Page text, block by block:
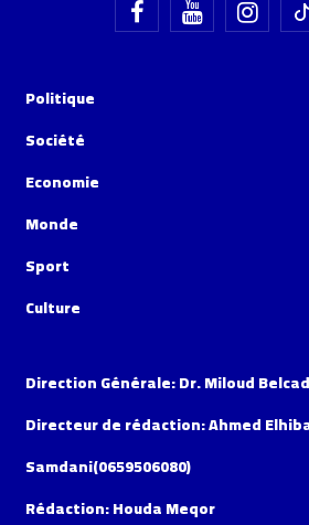
Politique
Société
Economie
Monde
Sport
Culture
Direction Générale: Dr. Miloud
Directeur de rédaction: Ahmed
Samdani(0659506080)
Rédaction: Houda Meqor